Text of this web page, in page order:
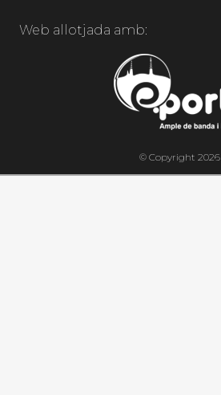
Web allotjada amb:
© Copyright 2026